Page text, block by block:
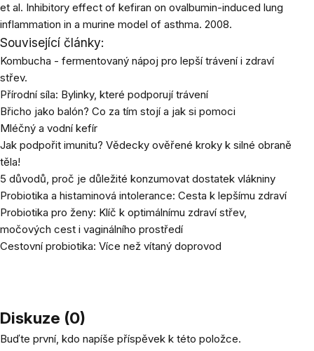
et al. Inhibitory effect of kefiran on ovalbumin-induced lung
inflammation in a murine model of asthma. 2008.
Související články:
Kombucha - fermentovaný nápoj pro lepší trávení i zdraví
střev.
Přírodní síla: Bylinky, které podporují trávení
Břicho jako balón? Co za tím stojí a jak si pomoci
Mléčný a vodní kefír
Jak podpořit imunitu? Vědecky ověřené kroky k silné obraně
těla!
5 důvodů, proč je důležité konzumovat dostatek vlákniny
Probiotika a histaminová intolerance: Cesta k lepšímu zdraví
Probiotika pro ženy: Klíč k optimálnímu zdraví střev,
močových cest i vaginálního prostředí
Cestovní probiotika: Více než vítaný doprovod
Diskuze (0)
Buďte první, kdo napíše příspěvek k této položce.